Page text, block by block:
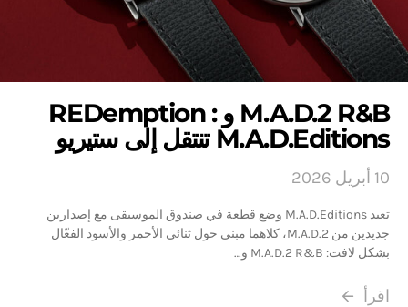
M.A.D.2 R&B و REDemption :
M.A.D.Editions تنتقل إلى ستيريو
10 أبريل 2026
تعيد M.A.D.Editions وضع قطعة في صندوق الموسيقى مع إصدارين
جديدين من M.A.D.2، كلاهما مبني حول ثنائي الأحمر والأسود الفعّال
بشكل لافت: M.A.D.2 R&B و…
اقرأ